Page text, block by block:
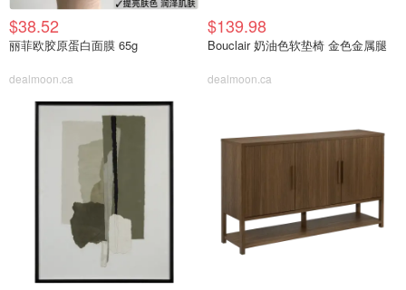
$38.52
丽菲欧胶原蛋白面膜 65g
dealmoon.ca
$139.98
Bouclair 奶油色软垫椅 金色金属腿
dealmoon.ca